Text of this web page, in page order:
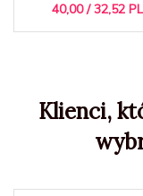
40,00 / 32,52
Klienci,